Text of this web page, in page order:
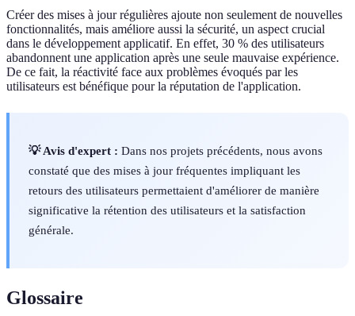
Créer des mises à jour régulières ajoute non seulement de nouvelles
fonctionnalités, mais améliore aussi la sécurité, un aspect crucial
dans le développement applicatif. En effet, 30 % des utilisateurs
abandonnent une application après une seule mauvaise expérience.
De ce fait, la réactivité face aux problèmes évoqués par les
utilisateurs est bénéfique pour la réputation de l'application.
💡 Avis d'expert : Dans nos projets précédents, nous avons
constaté que des mises à jour fréquentes impliquant les
retours des utilisateurs permettaient d'améliorer de manière
significative la rétention des utilisateurs et la satisfaction
générale.
Glossaire